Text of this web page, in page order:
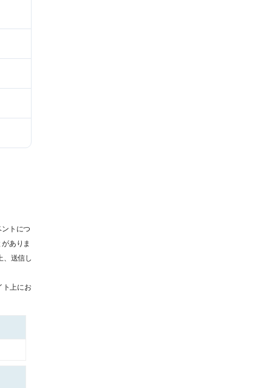
トにつ
ありま
、送信し
ト上にお